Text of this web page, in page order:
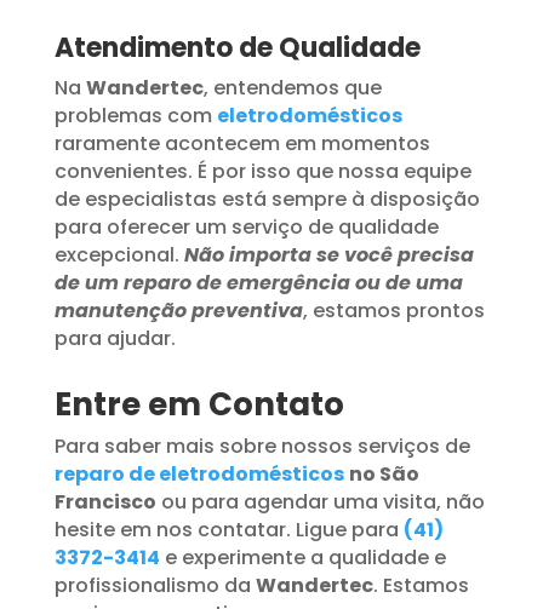
Atendimento de Qualidade
Na Wandertec, entendemos que
problemas com eletrodomésticos
raramente acontecem em momentos
convenientes. É por isso que nossa equipe
de especialistas está sempre à disposição
para oferecer um serviço de qualidade
excepcional. Não importa se você precisa
de um reparo de emergência ou de uma
manutenção preventiva, estamos prontos
para ajudar.
Entre em Contato
Para saber mais sobre nossos serviços de
reparo de eletrodomésticos no São
Francisco ou para agendar uma visita, não
hesite em nos contatar. Ligue para (41)
3372-3414 e experimente a qualidade e
profissionalismo da Wandertec. Estamos